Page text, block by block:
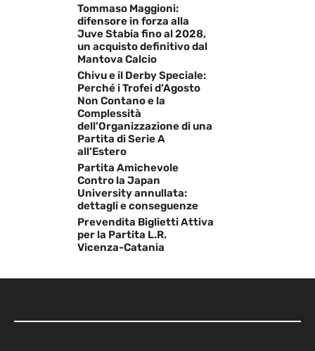
Tommaso Maggioni:
difensore in forza alla
Juve Stabia fino al 2028,
un acquisto definitivo dal
Mantova Calcio
Chivu e il Derby Speciale:
Perché i Trofei d’Agosto
Non Contano e la
Complessità
dell’Organizzazione di una
Partita di Serie A
all’Estero
Partita Amichevole
Contro la Japan
University annullata:
dettagli e conseguenze
Prevendita Biglietti Attiva
per la Partita L.R.
Vicenza-Catania